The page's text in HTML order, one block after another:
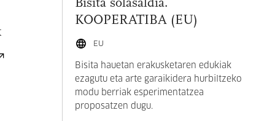
Bisita solasaldia.
KOOPERATIBA (EU)
EU
Bisita hauetan erakusketaren edukiak
ezagutu eta arte garaikidera hurbiltzeko
modu berriak esperimentatzea
proposatzen dugu.